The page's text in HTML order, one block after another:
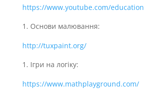
https://www.youtube.com/education
Основи малювання:
http://tuxpaint.org/
Ігри на логіку:
https://www.mathplayground.com/